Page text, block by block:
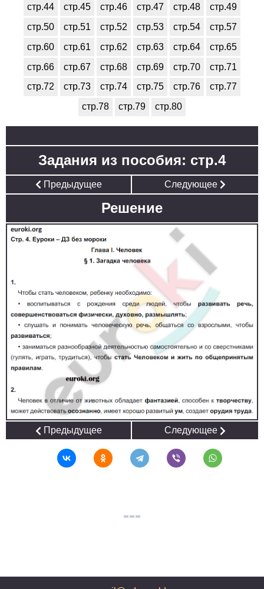
стр.44
стр.45 стр.46 стр.47 стр.48
стр.49
стр.50
стр.51 стр.52 стр.53 стр.54
стр.57
стр.60
стр.61 стр.62 стр.63 стр.64
стр.65
стр.66
стр.67 стр.68 стр.69 стр.70
стр.71
стр.72
стр.73 стр.74 стр.75 стр.76
стр.77
стр.78
стр.79 стр.80
Задания из пособия: стр.4
Предыдущее Следующее
Решение
Предыдущее Следующее